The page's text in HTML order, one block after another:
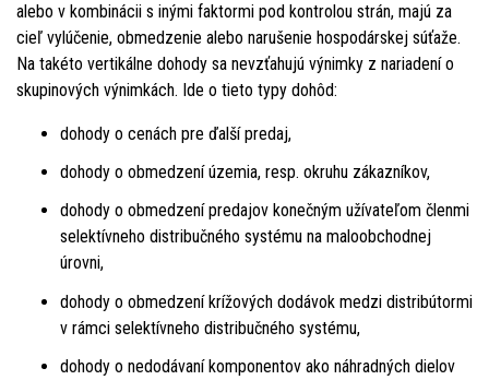
alebo v kombinácii s inými faktormi pod kontrolou strán, majú za
cieľ vylúčenie, obmedzenie alebo narušenie hospodárskej súťaže.
Na takéto vertikálne dohody sa nevzťahujú výnimky z nariadení o
skupinových výnimkách. Ide o tieto typy dohôd:
dohody o cenách pre ďalší predaj,
dohody o obmedzení územia, resp. okruhu zákazníkov,
dohody o obmedzení predajov konečným užívateľom členmi
selektívneho distribučného systému na maloobchodnej
úrovni,
dohody o obmedzení krížových dodávok medzi distribútormi
v rámci selektívneho distribučného systému,
dohody o nedodávaní komponentov ako náhradných dielov